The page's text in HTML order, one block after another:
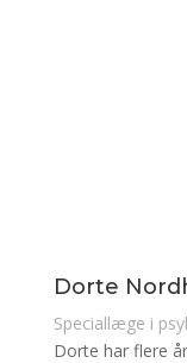
Dorte
Speciallæge i
Dorte har flere